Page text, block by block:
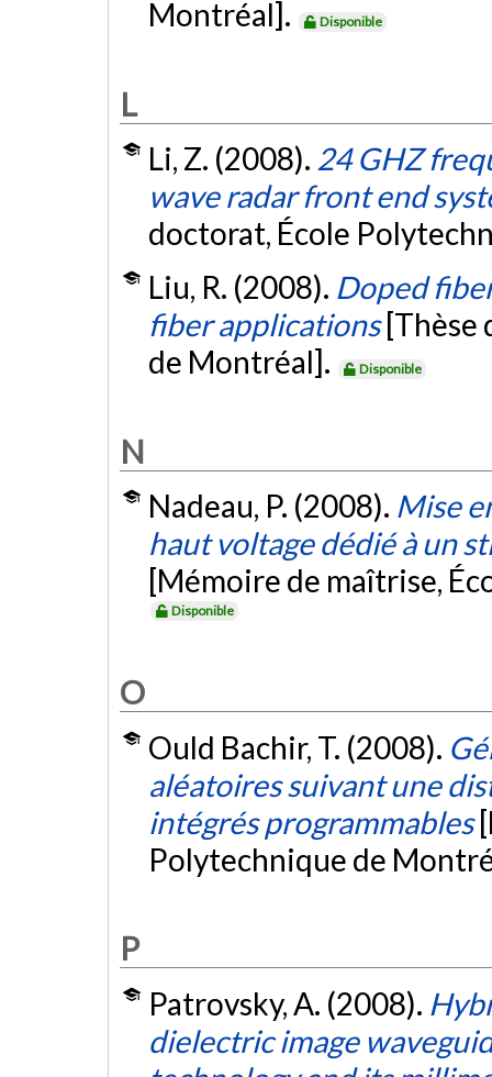
Montréal].
Disponible
L
Li, Z. (2008). 24 GHZ
wave radar front end
doctorat, École
Liu, R. (2008). Doped
fiber applications [Thèse
de Montréal].
Disponible
N
Nadeau, P. (2008). Mise
haut voltage dédié à un
[Mémoire de maîtrise,
Disponible
O
Ould Bachir, T. (2008).
aléatoires suivant une
intégrés programmables
Polytechnique de
P
Patrovsky, A. (2008).
dielectric image